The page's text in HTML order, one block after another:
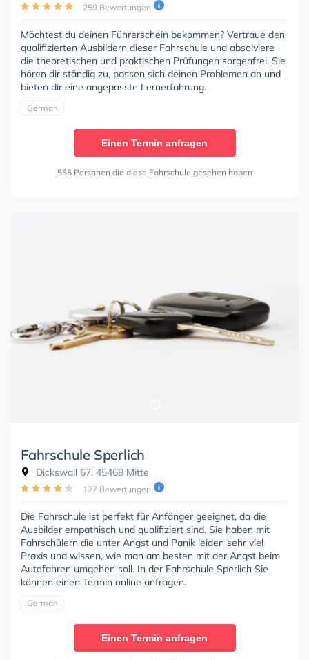
259 Bewertungen
Möchtest du deinen Führerschein bekommen? Vertraue den
qualifizierten Ausbildern dieser Fahrschule und absolviere
die theoretischen und praktischen Prüfungen sorgenfrei. Sie
hören dir ständig zu, passen sich deinen Problemen an und
bieten dir eine angepasste Lernerfahrung.
German
Einen Termin anfragen
555 Personen die diese Fahrschule gesehen haben
Fahrschule Sperlich
Dickswall 67, 45468 Mitte
127 Bewertungen
Die Fahrschule ist perfekt für Anfänger geeignet, da die
Ausbilder empathisch und qualifiziert sind. Sie haben mit
Fahrschülern die unter Angst und Panik leiden sehr viel
Praxis und wissen, wie man am besten mit der Angst beim
Autofahren umgehen soll. In der Fahrschule Sperlich Sie
können einen Termin online anfragen.
German
Einen Termin anfragen